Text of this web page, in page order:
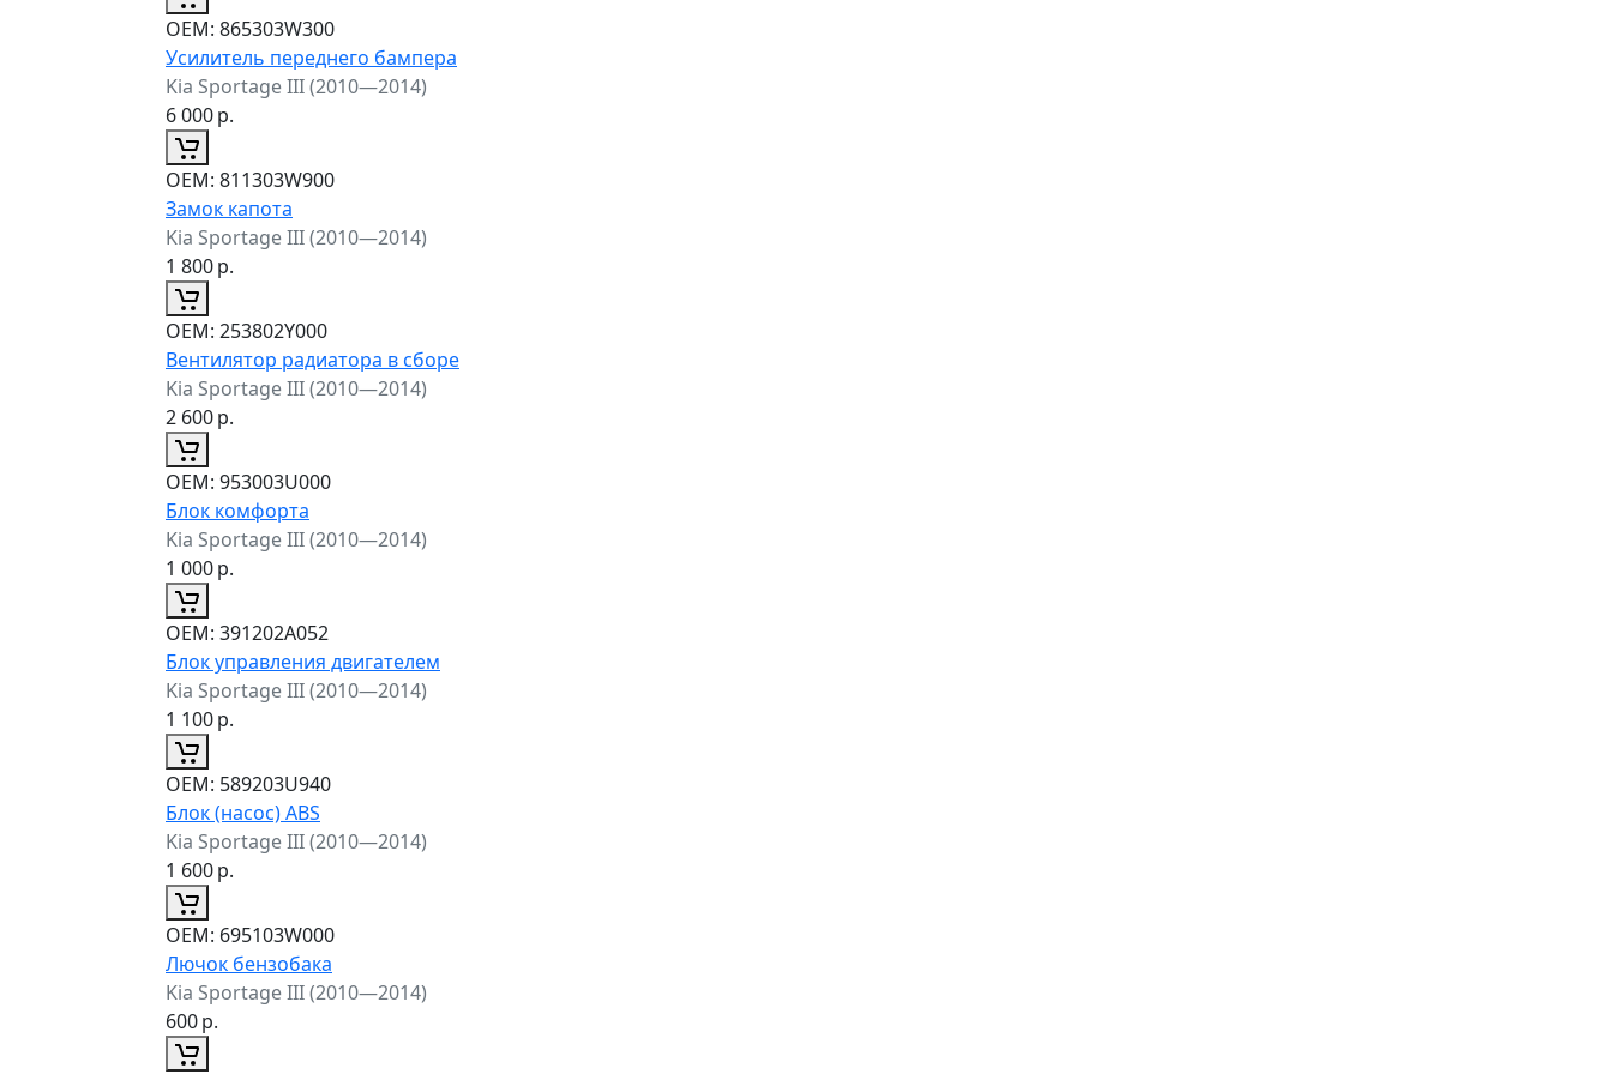
ОЕМ: 865303W300
Усилитель переднего бампера
Kia Sportage III (2010—2014)
6 000р.
ОЕМ: 811303W900
Замок капота
Kia Sportage III (2010—2014)
1 800р.
ОЕМ: 253802Y000
Вентилятор радиатора в сборе
Kia Sportage III (2010—2014)
2 600р.
ОЕМ: 953003U000
Блок комфорта
Kia Sportage III (2010—2014)
1 000р.
ОЕМ: 391202A052
Блок управления двигателем
Kia Sportage III (2010—2014)
1 100р.
ОЕМ: 589203U940
Блок (насос) ABS
Kia Sportage III (2010—2014)
1 600р.
ОЕМ: 695103W000
Лючок бензобака
Kia Sportage III (2010—2014)
600р.